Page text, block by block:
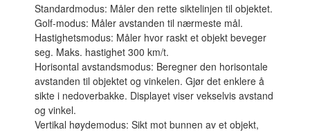
Standardmodus: Måler den rette siktelinjen til objektet.
Golf-modus: Måler avstanden til nærmeste mål.
Hastighetsmodus: Måler hvor raskt et objekt beveger
seg. Maks. hastighet 300 km/t.
Horisontal avstandsmodus: Beregner den horisontale
avstanden til objektet og vinkelen. Gjør det enklere å
sikte i nedoverbakke. Displayet viser vekselvis avstand
og vinkel.
Vertikal høydemodus: Sikt mot bunnen av et objekt,